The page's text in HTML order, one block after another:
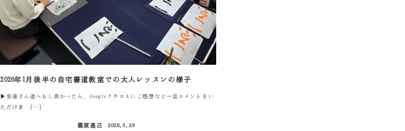
2026年1月後半の自宅書道教室での大人レッスンの様子
▶生徒さん達へもし良かったら、Googleクチコミにご感想など一言コメントをい
ただけま […]
篠原遙己
2026.3.29